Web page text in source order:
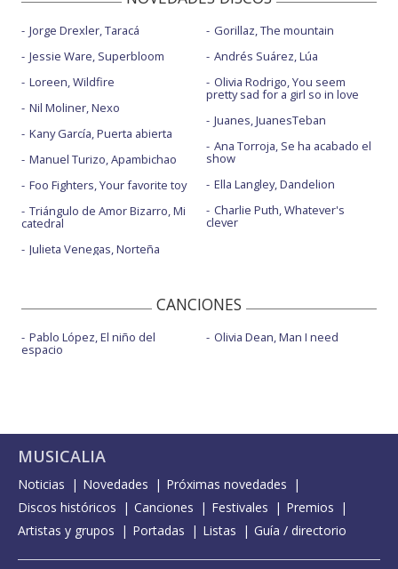
Jorge Drexler, Taracá
Jessie Ware, Superbloom
Loreen, Wildfire
Nil Moliner, Nexo
Kany García, Puerta abierta
Manuel Turizo, Apambichao
Foo Fighters, Your favorite toy
Triángulo de Amor Bizarro, Mi
catedral
Julieta Venegas, Norteña
Gorillaz, The mountain
Andrés Suárez, Lúa
Olivia Rodrigo, You seem
pretty sad for a girl so in love
Juanes, JuanesTeban
Ana Torroja, Se ha acabado el
show
Ella Langley, Dandelion
Charlie Puth, Whatever's
clever
CANCIONES
Pablo López, El niño del
espacio
Olivia Dean, Man I need
MUSICALIA
Noticias Novedades
Próximas novedades
Discos históricos
Canciones Festivales
Premios
Artistas y grupos
Portadas Listas Guía / directorio